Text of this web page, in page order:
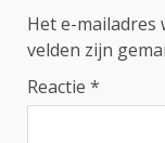
Het e-mailadres
velden zijn
Reactie *